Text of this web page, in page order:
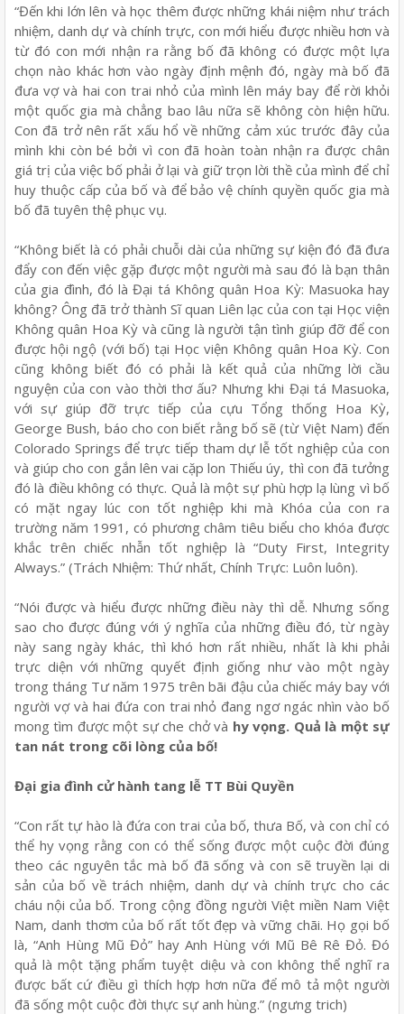
“Đến khi lớn lên và học thêm được những khái niệm như trách
nhiệm, danh dự và chính trực, con mới hiểu được nhiều hơn và
từ đó con mới nhận ra rằng bố đã không có được một lựa
chọn nào khác hơn vào ngày định mệnh đó, ngày mà bố đã
đưa vợ và hai con trai nhỏ của mình lên máy bay để rời khỏi
một quốc gia mà chẳng bao lâu nữa sẽ không còn hiện hữu.
Con đã trở nên rất xấu hổ về những cảm xúc trước đây của
mình khi còn bé bởi vì con đã hoàn toàn nhận ra được chân
giá trị của việc bố phải ở lại và giữ trọn lời thề của mình để chỉ
huy thuộc cấp của bố và để bảo vệ chính quyền quốc gia mà
bố đã tuyên thệ phục vụ.
“Không biết là có phải chuỗi dài của những sự kiện đó đã đưa
đẩy con đến việc gặp được một người mà sau đó là bạn thân
của gia đình, đó là Đại tá Không quân Hoa Kỳ: Masuoka hay
không? Ông đã trở thành Sĩ quan Liên lạc của con tại Học viện
Không quân Hoa Kỳ và cũng là người tận tình giúp đỡ để con
được hội ngộ (với bố) tại Học viện Không quân Hoa Kỳ. Con
cũng không biết đó có phải là kết quả của những lời cầu
nguyện của con vào thời thơ ấu? Nhưng khi Đại tá Masuoka,
với sự giúp đỡ trực tiếp của cựu Tổng thống Hoa Kỳ,
George Bush, báo cho con biết rằng bố sẽ (từ Việt Nam) đến
Colorado Springs để trực tiếp tham dự lễ tốt nghiệp của con
và giúp cho con gắn lên vai cặp lon Thiếu úy, thì con đã tưởng
đó là điều không có thực. Quả là một sự phù hợp lạ lùng vì bố
có mặt ngay lúc con tốt nghiệp khi mà Khóa của con ra
trường năm 1991, có phương châm tiêu biểu cho khóa được
khắc trên chiếc nhẫn tốt nghiệp là “Duty First, Integrity
Always.” (Trách Nhiệm: Thứ nhất, Chính Trực: Luôn luôn).
“Nói được và hiểu được những điều này thì dễ. Nhưng sống
sao cho được đúng với ý nghĩa của những điều đó, từ ngày
này sang ngày khác, thì khó hơn rất nhiều, nhất là khi phải
trực diện với những quyết định giống như vào một ngày
trong tháng Tư năm 1975 trên bãi đậu của chiếc máy bay với
người vợ và hai đứa con trai nhỏ đang ngơ ngác nhìn vào bố
mong tìm được một sự che chở và hy vọng. Quả là một sự
tan nát trong cõi lòng của bố!
Đại gia đình cử hành tang lễ TT Bùi Quyền
“Con rất tự hào là đứa con trai của bố, thưa Bố, và con chỉ có
thể hy vọng rằng con có thể sống được một cuộc đời đúng
theo các nguyên tắc mà bố đã sống và con sẽ truyền lại di
sản của bố về trách nhiệm, danh dự và chính trực cho các
cháu nội của bố. Trong cộng đồng người Việt miền Nam Việt
Nam, danh thơm của bố rất tốt đẹp và vững chãi. Họ gọi bố
là, “Anh Hùng Mũ Đỏ” hay Anh Hùng với Mũ Bê Rê Đỏ. Đó
quả là một tặng phẩm tuyệt diệu và con không thể nghĩ ra
được bất cứ điều gì thích hợp hơn nữa để mô tả một người
đã sống một cuộc đời thực sự anh hùng.” (ngưng trich)